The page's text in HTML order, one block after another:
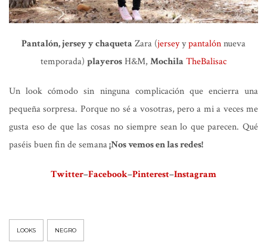
Pantalón, jersey y chaqueta Zara (jerseyypantalónnueva
temporada) playerosH&M, Mochila TheBalisac
Un look cómodo sin ninguna complicación que encierra una
pequeña sorpresa. Porque no sé a vosotras, pero a mi a veces me
gusta eso de que las cosas no siempre sean lo que parecen. Qué
paséis buen fin de semana¡Nos vemos en las redes!
Twitter–Facebook–Pinterest–Instagram
LOOKS NEGRO